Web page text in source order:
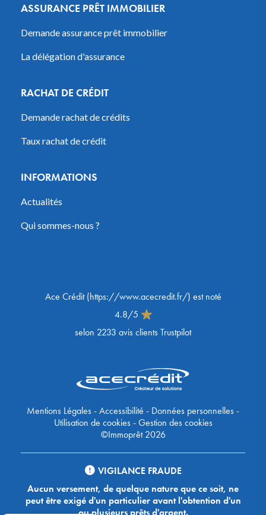
ASSURANCE PRÊT IMMOBILIER
Demande assurance prêt immobilier
La délégation d'assurance
RACHAT DE CRÉDIT
Demande rachat de crédits
Taux rachat de crédit
INFORMATIONS
Actualités
Qui sommes-nous ?
Ace Crédit(https://www.acecredit.fr/) est noté
4.8/5
selon 2233 avis clients Trustpilot
Mentions Légales-Accessibilité - Données personnelles-
Utilisation de cookies-Gestion des cookies
©Immoprêt 2026
VIGILANCE FRAUDE
Aucun versement, de quelque nature que ce soit, ne
peut être exigé d'un particulier avant l'obtention d'un
ou plusieurs prêts d'argent.